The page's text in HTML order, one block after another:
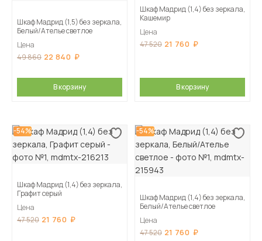
Шкаф Мадрид (1,5) без зеркала,
Белый/Ателье светлое
Цена
49 860 22 840
В корзину
Шкаф Мадрид (1,4) без зеркала,
Кашемир
Цена
47 520 21 760
В корзину
-54%
Шкаф Мадрид (1,4) без зеркала,
Графит серый
Цена
47 520 21 760
-54%
Шкаф Мадрид (1,4) без зеркала,
Белый/Ателье светлое
Цена
47 520 21 760